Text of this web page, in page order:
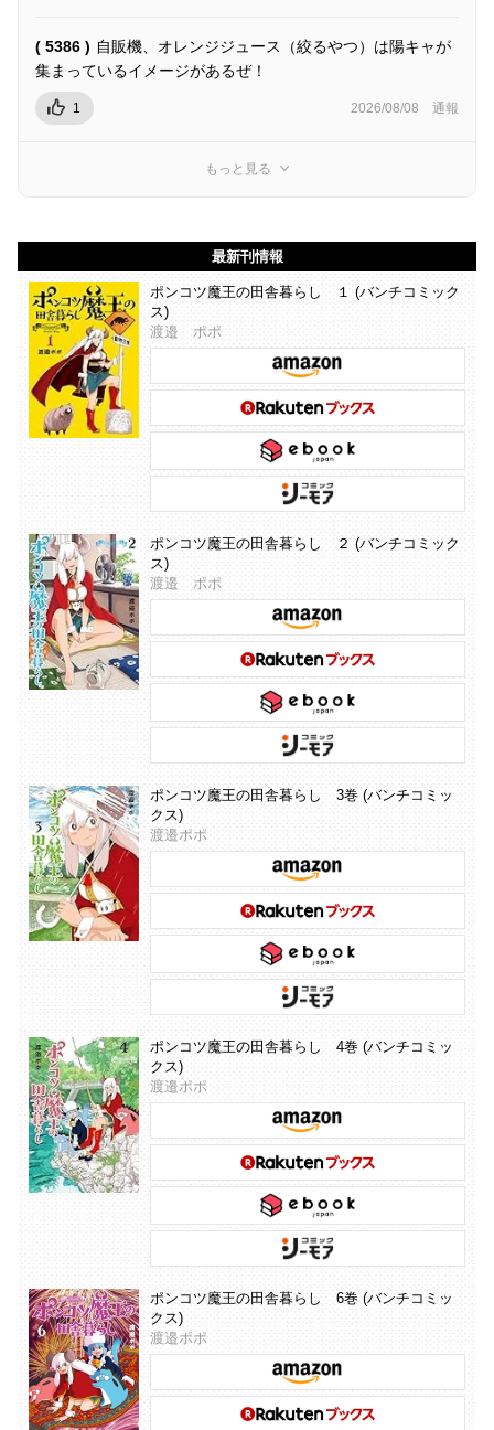
( 5386 ) 自販機、オレンジジュース（絞るやつ）は陽キャが
集まっているイメージがあるぜ！
1 2026/08/08 通報
もっと見る
最新刊情報
ポンコツ魔王の田舎暮らし １ (バンチコミック
ス)
渡邉 ポポ
ポンコツ魔王の田舎暮らし ２ (バンチコミック
ス)
渡邉 ポポ
ポンコツ魔王の田舎暮らし 3巻 (バンチコミッ
クス)
渡邉ポポ
ポンコツ魔王の田舎暮らし 4巻 (バンチコミッ
クス)
渡邉ポポ
ポンコツ魔王の田舎暮らし 6巻 (バンチコミッ
クス)
渡邉ポポ